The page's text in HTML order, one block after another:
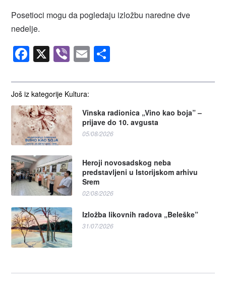
Još iz kategorije Kultura:
Vinska radionica „Vino kao boja” –
prijave do 10. avgusta
05/08/2026
Heroji novosadskog neba
predstavljeni u Istorijskom arhivu
Srem
02/08/2026
Izložba likovnih radova „Beleške”
31/07/2026
Posetioci mogu da pogledaju izložbu naredne dve
nedelje.
Facebook
X Viber
Email